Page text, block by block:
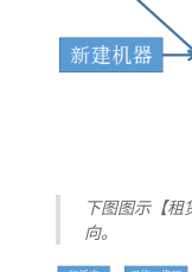
下图图示【租
向。